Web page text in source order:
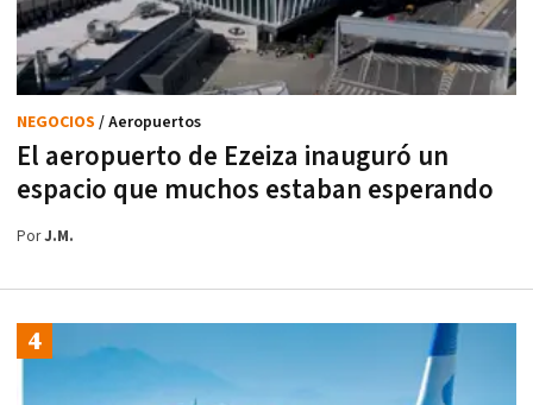
El aeropuerto de Ezeiza inauguró un
espacio que muchos estaban esperando
NEGOCIOS / Aeropuertos
PorJ.M.